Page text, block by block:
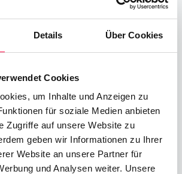
Details Über Cookies
Cookies
um Inhalte und Anzeigen zu
für soziale Medien anbieten
Zugriffe auf unsere Website zu
geben wir Informationen zu Ihrer
Website an unsere Partner für
und Analysen weiter. Unsere
wir auf dem Markt eine
einnehmen. Wir sind in der
Appliance ist bezüglich ihrer
mit dem Vorgängermodell. Sie
technische Lösung und damit